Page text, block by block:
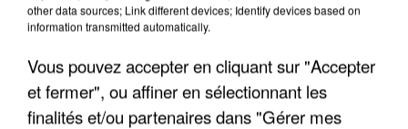
other data sources; Link different devices; Identify devices based on
information transmitted automatically.
Vous pouvez accepter en cliquant sur "Accepter
et fermer", ou affiner en sélectionnant les
finalités et/ou partenaires dans "Gérer mes